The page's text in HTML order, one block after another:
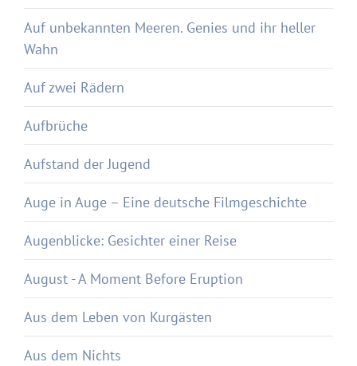
Auf unbekannten Meeren. Genies und ihr heller
Wahn
Auf zwei Rädern
Aufbrüche
Aufstand der Jugend
Auge in Auge – Eine deutsche Filmgeschichte
Augenblicke: Gesichter einer Reise
August - A Moment Before Eruption
Aus dem Leben von Kurgästen
Aus dem Nichts